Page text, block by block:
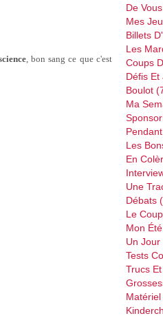
, bon sang ce que c'est
De
Mes
Billets
Les
Coups
Défis Et
Boulot
Ma
Les
En
Une
Débats
Le
Mon
Un
Tests
Trucs